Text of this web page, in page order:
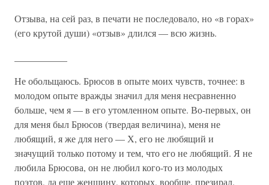
Отзыва, на сей раз, в печати не последовало, но «в горах»
(его крутой души) «отзыв» длился — всю жизнь.
Не обольщаюсь. Брюсов в опыте моих чувств, точнее: в
молодом опыте вражды значил для меня несравненно
больше, чем я — в его утомленном опыте. Во-первых, он
для меня был Брюсов (твердая величина), меня не
любящий, я же для него — Х, его не любящий и
значущий только потому и тем, что его не любящий. Я не
любила Брюсова, он не любил кого-то из молодых
поэтов, да еще женщину, которых, вообще, презирал.